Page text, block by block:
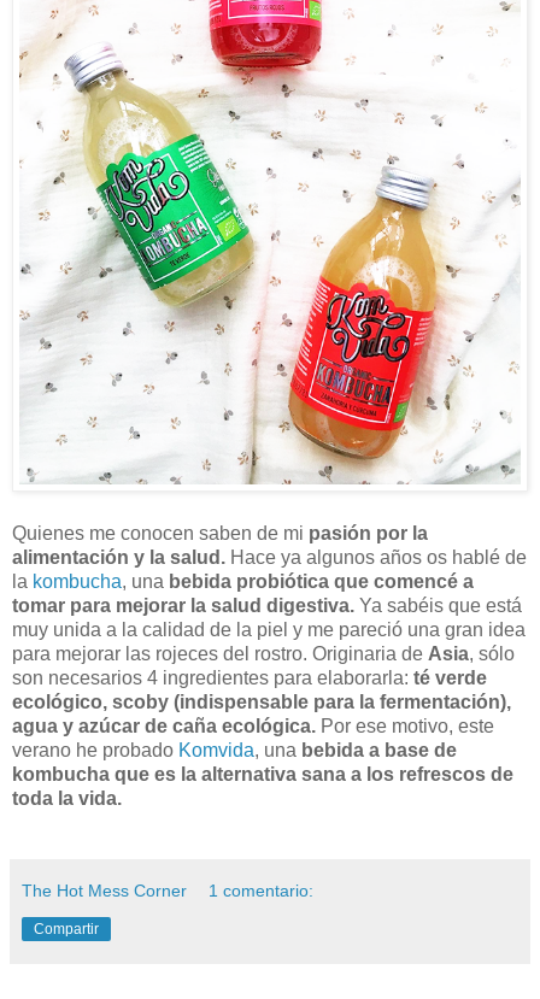
Quienes me conocen saben de mi pasión por la
alimentación y la salud. Hace ya algunos años os hablé de
la kombucha, una bebida probiótica que comencé a
tomar para mejorar la salud digestiva. Ya sabéis que está
muy unida a la calidad de la piel y me pareció una gran idea
para mejorar las rojeces del rostro. Originaria de Asia, sólo
son necesarios 4 ingredientes para elaborarla: té verde
ecológico, scoby (indispensable para la fermentación),
agua y azúcar de caña ecológica. Por ese motivo, este
verano he probado Komvida, una bebida a base de
kombucha que es la alternativa sana a los refrescos de
toda la vida.
The Hot Mess Corner 1 comentario:
Compartir